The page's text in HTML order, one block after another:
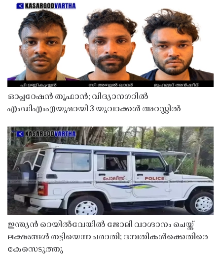
ഓപ്പറേഷൻ തൂഫാൻ; വിദ്യാനഗറിൽ
എംഡിഎംഎയുമായി 3 യുവാക്കൾ അറസ്റ്റിൽ
ഇന്ത്യൻ റെയിൽവേയിൽ ജോലി വാഗ്ദാനം ചെയ്ത്
ലക്ഷങ്ങൾ തട്ടിയെന്ന പരാതി; ദമ്പതികൾക്കെതിരെ
കേസെടുത്തു